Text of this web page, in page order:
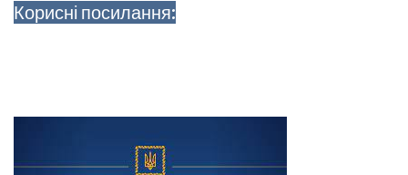
Корисні посилання: